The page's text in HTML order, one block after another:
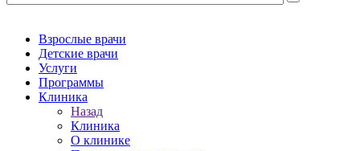
Взрослые врачи
Детские врачи
Услуги
Программы
Клиника
Назад
Клиника
О клинике